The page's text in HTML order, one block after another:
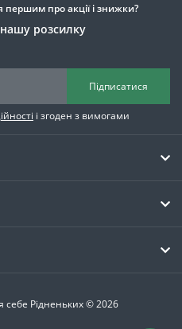
першим про акції і знижки?
розсилку
Підписатися
і згоден з вимогами
себе Рідненьких © 2026